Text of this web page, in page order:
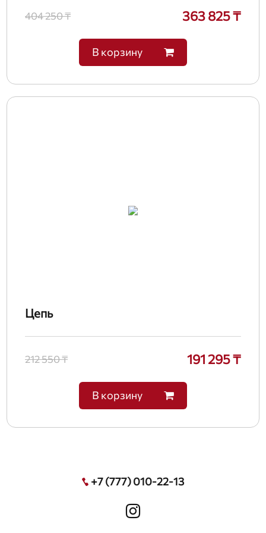
404 250 ₸ 363 825 ₸
В корзину
Цепь
212 550 ₸ 191 295 ₸
В корзину
+7 (777) 010-22-13